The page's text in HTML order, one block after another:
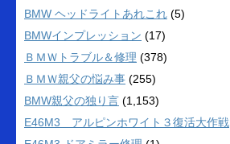
BMW ヘッドライトあれこれ (5)
BMWインプレッション (17)
ＢＭＷトラブル＆修理 (378)
ＢＭＷ親父の悩み事 (255)
BMW親父の独り言 (1,153)
E46M3 アルピンホワイト３復活大作戦